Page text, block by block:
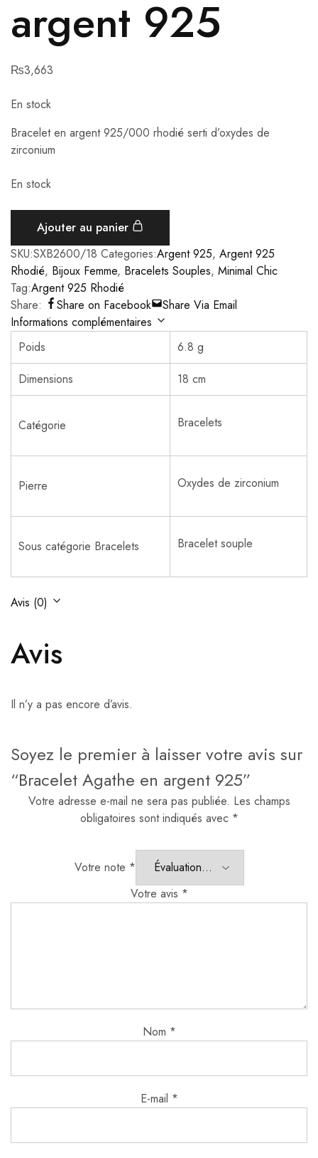
argent 925
₨3,663
En stock
Bracelet en argent 925/000 rhodié serti d’oxydes de
zirconium
En stock
Ajouter au panier
SKU:SXB2600/18 Categories:Argent 925, Argent 925
Rhodié, Bijoux Femme, Bracelets Souples, Minimal Chic
Tag:Argent 925 Rhodié
Share:
Share on Facebook
Share Via Email
Informations complémentaires
Poids
6.8 g
Dimensions
18 cm
Catégorie Bracelets
Pierre Oxydes de zirconium
Sous catégorie Bracelets Bracelet souple
Avis (0)
Avis
Il n’y a pas encore d’avis.
Soyez le premier à laisser votre avis sur
“Bracelet Agathe en argent 925”
Votre adresse e-mail ne sera pas publiée. Les champs
obligatoires sont indiqués avec *
Votre note *
Votre avis *
Nom *
E-mail *